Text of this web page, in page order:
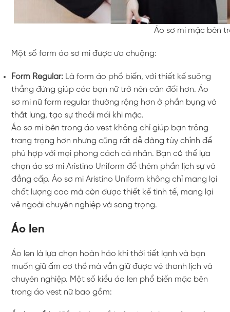
Áo sơ mi mặc bên
Một số form áo sơ mi được ưa chuộng:
Form Regular: Là form áo phổ biến, với thiết kế suông
thẳng đứng giúp các bạn nữ trở nên cân đối hơn. Áo
sơ mi nữ form regular thường rộng hơn ở phần bụng và
thắt lưng, tạo sự thoải mái khi mặc.
Áo sơ mi bên trong áo vest không chỉ giúp bạn trông
trang trọng hơn nhưng cũng rất dễ dàng tùy chỉnh để
phù hợp với mọi phong cách cá nhân. Bạn có thể lựa
chọn áo sơ mi Aristino Uniform để thêm phần lịch sự và
đẳng cấp. Áo sơ mi Aristino Uniform không chỉ mang lại
chất lượng cao mà còn được thiết kế tinh tế, mang lại
vẻ ngoài chuyên nghiệp và sang trọng.
Áo len
Áo len là lựa chọn hoàn hảo khi thời tiết lạnh và bạn
muốn giữ ấm cơ thể mà vẫn giữ được vẻ thanh lịch và
chuyên nghiệp. Một số kiểu áo len phổ biến mặc bên
trong áo vest nữ bao gồm: